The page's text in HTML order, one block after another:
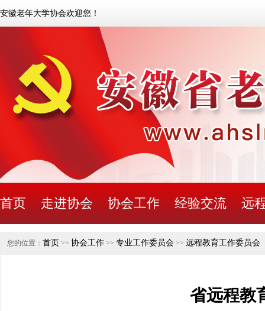
安徽老年大学协会欢迎您！
首页 走进协会 协会工作 经验交流 远
您的位置： 首页 >> 协会工作 >> 专业工作委员会 >> 远程教育工作委员会
省远程教